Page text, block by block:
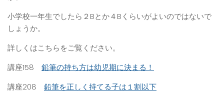
小学校一年生でしたら２Bとか４Bくらいがよいのではないで
しょうか。
詳しくはこちらをご覧ください。
講座158 鉛筆の持ち方は幼児期に決まる！
講座208 鉛筆を正しく持てる子は１割以下